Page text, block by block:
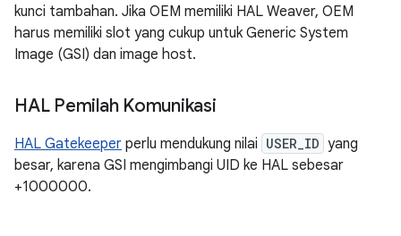
kunci tambahan. Jika OEM memiliki HAL Weaver, OEM
harus memiliki slot yang cukup untuk Generic System
Image (GSI) dan image host.
HAL Pemilah Komunikasi
HAL Gatekeeper perlu mendukung nilai USER_ID yang
besar, karena GSI mengimbangi UID ke HAL sebesar
+1000000.